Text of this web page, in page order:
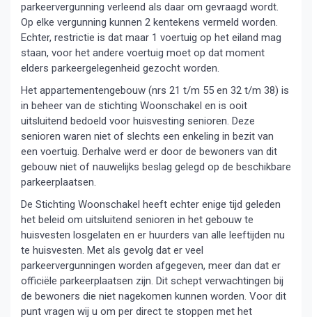
parkeervergunning verleend als daar om gevraagd wordt.
Op elke vergunning kunnen 2 kentekens vermeld worden.
Echter, restrictie is dat maar 1 voertuig op het eiland mag
staan, voor het andere voertuig moet op dat moment
elders parkeergelegenheid gezocht worden.
Het appartementengebouw (nrs 21 t/m 55 en 32 t/m 38) is
in beheer van de stichting Woonschakel en is ooit
uitsluitend bedoeld voor huisvesting senioren. Deze
senioren waren niet of slechts een enkeling in bezit van
een voertuig. Derhalve werd er door de bewoners van dit
gebouw niet of nauwelijks beslag gelegd op de beschikbare
parkeerplaatsen.
De Stichting Woonschakel heeft echter enige tijd geleden
het beleid om uitsluitend senioren in het gebouw te
huisvesten losgelaten en er huurders van alle leeftijden nu
te huisvesten. Met als gevolg dat er veel
parkeervergunningen worden afgegeven, meer dan dat er
officiële parkeerplaatsen zijn. Dit schept verwachtingen bij
de bewoners die niet nagekomen kunnen worden. Voor dit
punt vragen wij u om per direct te stoppen met het